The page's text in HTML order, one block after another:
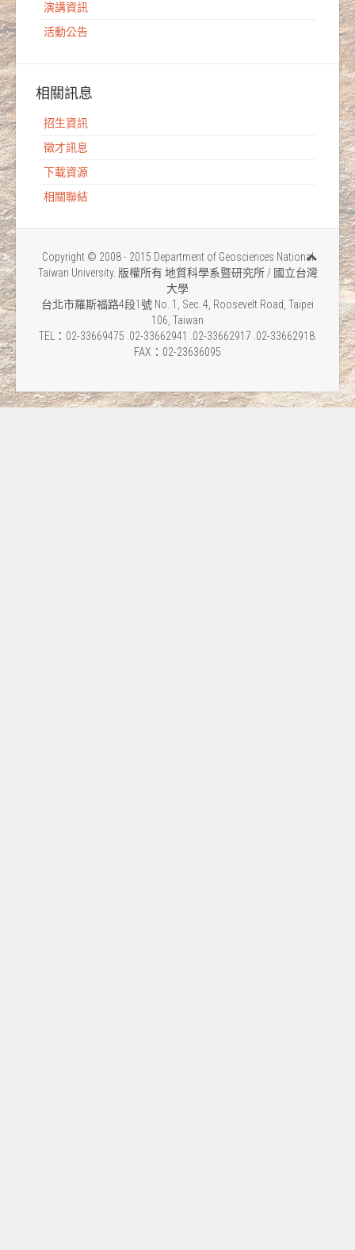
演講資訊
活動公告
相關訊息
招生資訊
徵才訊息
下載資源
相關聯結
Copyright © 2008 - 2015 Department of Geosciences National
Taiwan University. 版權所有 地質科學系暨研究所 / 國立台灣
大學
台北市羅斯福路4段1號 No. 1, Sec. 4, Roosevelt Road, Taipei
106, Taiwan
TEL：02-33669475 .02-33662941 .02-33662917 .02-33662918.
FAX：02-23636095